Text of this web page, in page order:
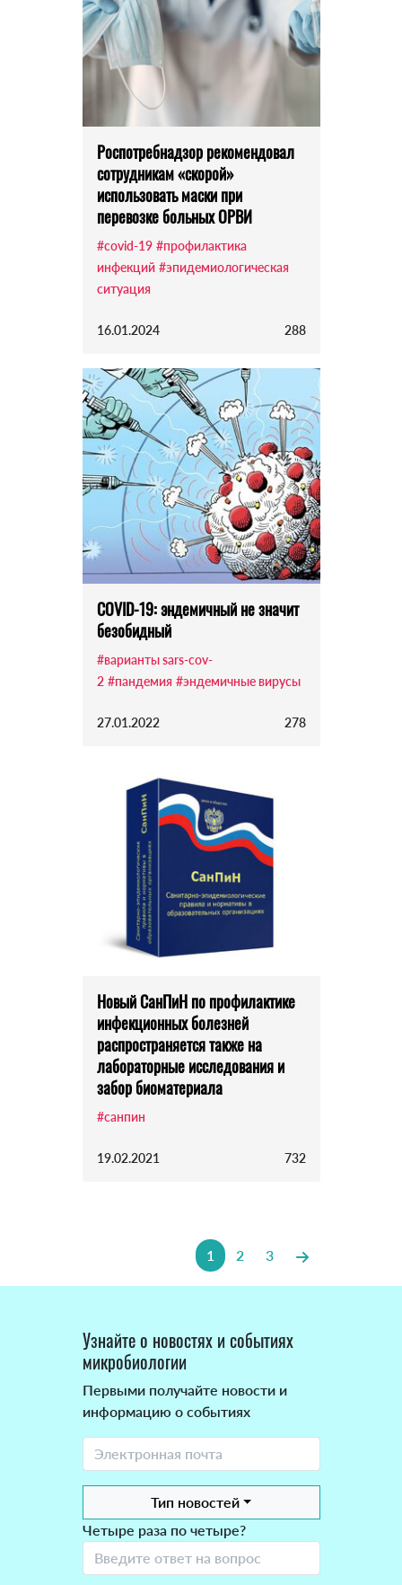
Роспотребнадзор рекомендовал
сотрудникам «скорой»
использовать маски при
перевозке больных ОРВИ
#covid-19 #профилактика
инфекций #эпидемиологическая
ситуация
16.01.2024 288
COVID-19: эндемичный не значит
безобидный
#варианты sars-cov-
2 #пандемия #эндемичные вирусы
27.01.2022 278
Новый СанПиН по профилактике
инфекционных болезней
распространяется также на
лабораторные исследования и
забор биоматериала
#санпин
19.02.2021 732
1 2 3
Узнайте о новостях и событиях
микробиологии
Первыми получайте новости и
информацию о событиях
Тип новостей
Четыре раза по четыре?